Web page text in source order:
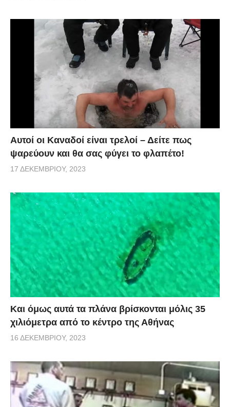
Αυτοί οι Καναδοί είναι τρελοί – Δείτε πως
ψαρεύουν και θα σας φύγει το φλαπέτο!
17 ΔΕΚΕΜΒΡΊΟΥ, 2023
Και όμως αυτά τα πλάνα βρίσκονται μόλις 35
χιλιόμετρα από το κέντρο της Αθήνας
16 ΔΕΚΕΜΒΡΊΟΥ, 2023